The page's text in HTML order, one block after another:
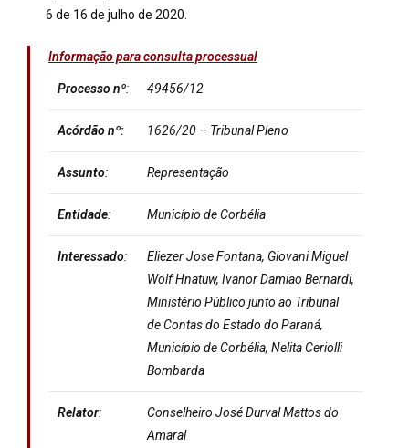
6 de 16 de julho de 2020.
Informação para consulta processual
Processonº: 49456/12
Acórdão nº: 1626/20 – Tribunal Pleno
Assunto: Representação
Entidade: Município de Corbélia
Interessado:
Eliezer Jose Fontana, Giovani Miguel
Wolf Hnatuw, Ivanor Damiao Bernardi,
Ministério Público junto ao Tribunal
de Contas do Estado do Paraná,
Município de Corbélia, Nelita Ceriolli
Bombarda
Relator:
Conselheiro José Durval Mattos do
Amaral